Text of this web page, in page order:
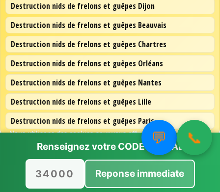
Nous utilisons des cookies pour vous offrir la meilleure
expérience sur notre site.
Vous pouvez en savoir plus sur les cookies que nous utilisons ou
les désactiver dansparamètres.
Accepter Rejeter
Destruction nids de frelons et guêpes Dijon
Destruction nids de frelons et guêpes Beauvais
Destruction nids de frelons et guêpes Chartres
Destruction nids de frelons et guêpes Orléans
Destruction nids de frelons et guêpes Nantes
Destruction nids de frelons et guêpes Lille
Destruction nids de frelons et guêpes Paris
💬 📞
Renseignez votre CODE POSTAL
Reponse immediate